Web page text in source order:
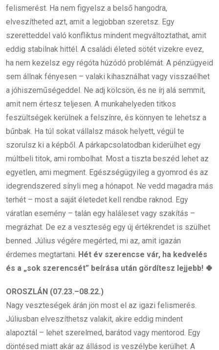
felismerést. Ha nem figyelsz a belső hangodra,
elveszítheted azt, amit a legjobban szeretsz. Egy
szeretteddel való konfliktus mindent megváltoztathat, amit
eddig stabilnak hittél. A családi életed sötét vizekre evez,
ha nem kezelsz egy régóta húzódó problémát. A pénzügyeid
sem állnak fényesen – valaki kihasználhat vagy visszaélhet
a jóhiszeműségeddel. Ne adj kölcsön, és ne írj alá semmit,
amit nem értesz teljesen. A munkahelyeden titkos
feszültségek kerülnek a felszínre, és könnyen te lehetsz a
bűnbak. Ha túl sokat vállalsz mások helyett, végül te
szorulsz ki a képből. A párkapcsolatodban kiderülhet egy
múltbeli titok, ami rombolhat. Most a tiszta beszéd lehet az
egyetlen, ami megment. Egészségügyileg a gyomrod és az
idegrendszered sínyli meg a hónapot. Ne vedd magadra más
terhét – most a saját életedet kell rendbe raknod. Egy
váratlan esemény – talán egy haláleset vagy szakítás –
megrázhat. De ez a veszteség egy új értékrendet is szülhet
benned. Július végére megérted, mi az, amit igazán
érdemes megtartani. Hét év szerencse vár, ha kedvelés
és a „sok szerencsét” beírása után gördítesz lejjebb! 🍀
OROSZLÁN (07.23.–08.22.)
Nagy veszteségek árán jön most el az igazi felismerés.
Júliusban elveszíthetsz valakit, akire eddig mindent
alapoztál – lehet szerelmed, barátod vagy mentorod. Egy
döntésed miatt akár az állásod is veszélybe kerülhet. A